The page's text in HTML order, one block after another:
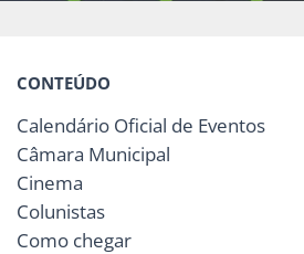
CONTEÚDO
Calendário Oficial de Eventos
Câmara Municipal
Cinema
Colunistas
Como chegar